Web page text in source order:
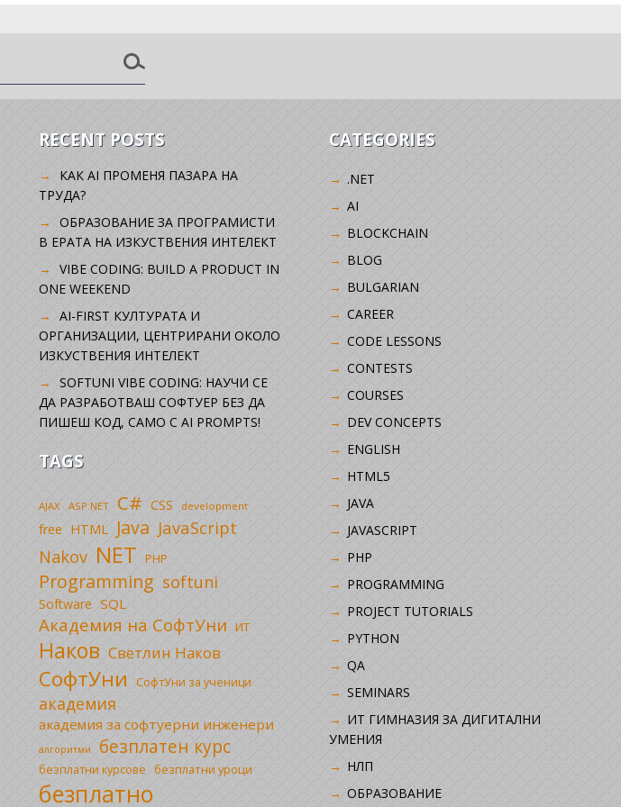
RECENT POSTS
КАК AI ПРОМЕНЯ ПАЗАРА НА
ТРУДА?
ОБРАЗОВАНИЕ ЗА ПРОГРАМИСТИ
В ЕРАТА НА ИЗКУСТВЕНИЯ ИНТЕЛЕКТ
VIBE CODING: BUILD A PRODUCT IN
ONE WEEKEND
AI-FIRST КУЛТУРАТА И
ОРГАНИЗАЦИИ, ЦЕНТРИРАНИ ОКОЛО
ИЗКУСТВЕНИЯ ИНТЕЛЕКТ
SOFTUNI VIBE CODING: НАУЧИ СЕ
ДА РАЗРАБОТВАШ СОФТУЕР БЕЗ ДА
ПИШЕШ КОД, САМО С AI PROMPTS!
TAGS
AJAX ASP.NET C# CSS development
free HTML Java JavaScript
Nakov NET PHP
Programming softuni
Software SQL
Академия на СофтУни ИТ
Наков Светлин Наков
СофтУни СофтУни за ученици
академия
академия за софтуерни инженери
алгоритми безплатен курс
безплатни курсове безплатни уроци
безплатно
CATEGORIES
.NET
AI
BLOCKCHAIN
BLOG
BULGARIAN
CAREER
CODE LESSONS
CONTESTS
COURSES
DEV CONCEPTS
ENGLISH
HTML5
JAVA
JAVASCRIPT
PHP
PROGRAMMING
PROJECT TUTORIALS
PYTHON
QA
SEMINARS
ИТ ГИМНАЗИЯ ЗА ДИГИТАЛНИ
УМЕНИЯ
НЛП
ОБРАЗОВАНИЕ